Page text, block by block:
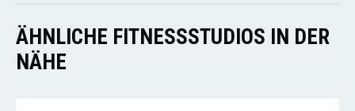
ÄHNLICHE FITNESSSTUDIOS IN DER
NÄHE